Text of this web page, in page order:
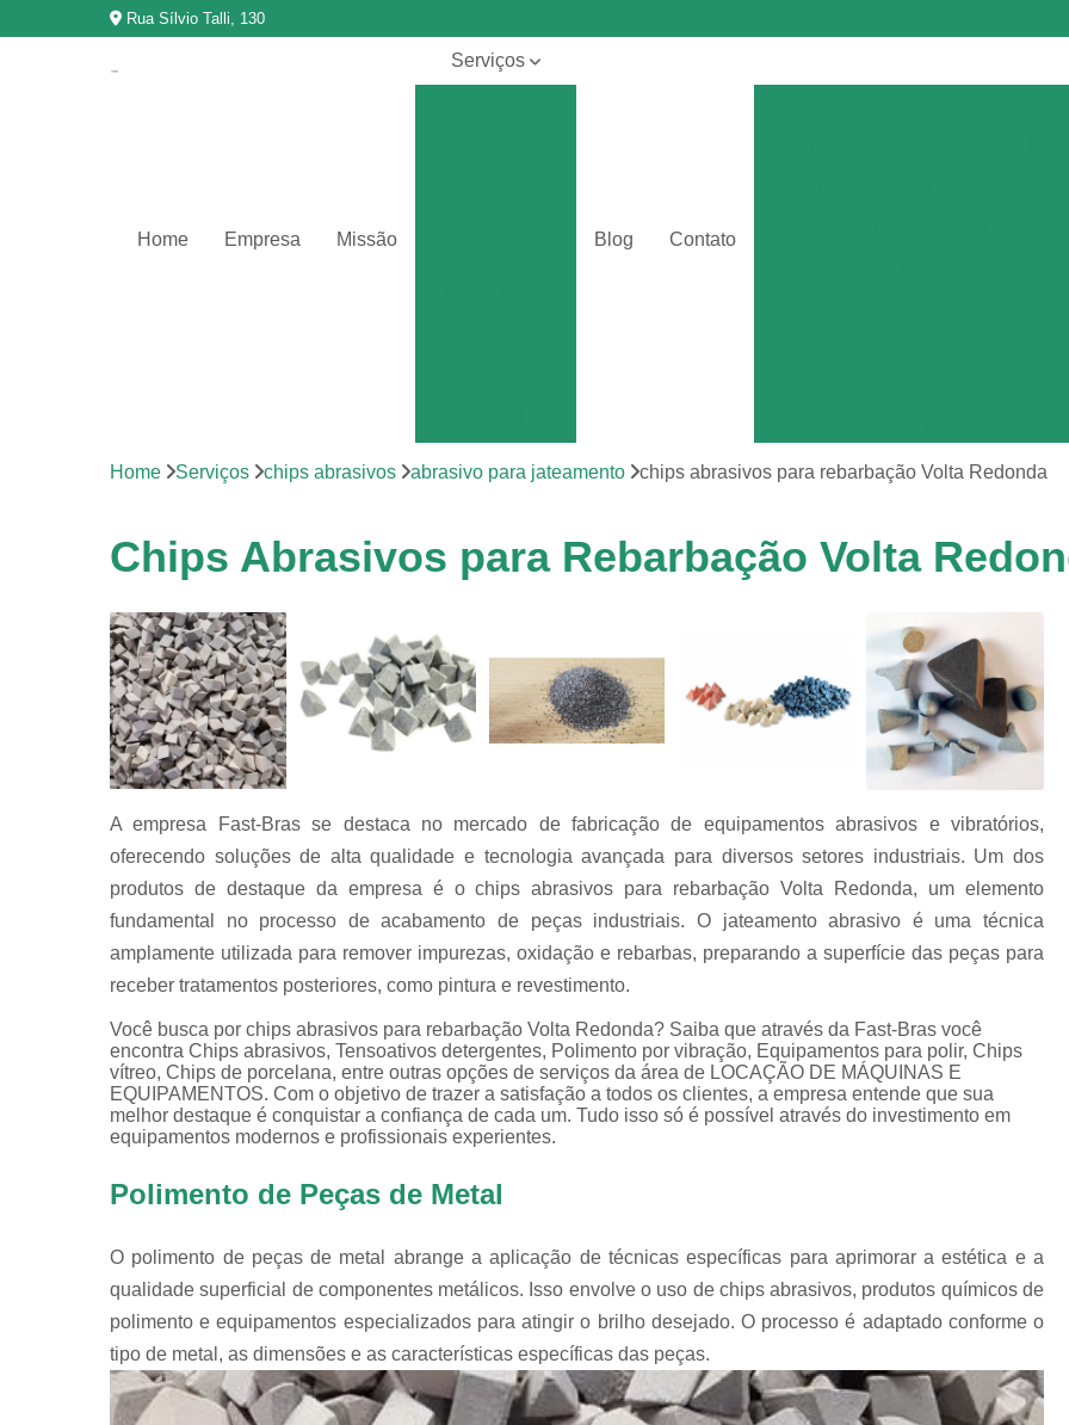
Rua Sílvio Talli, 130
Home Empresa Missão
Serviços
vibração
equipamentos
detergentes
Blog Contato
Chip de
Chip de Porcelana para Polimento
Polimento de
Polimento de
Polimento de
Chips de Espelhamento Grão
Chips Grão Vegetal de
Chips Grão Vegetal para
Chips para Espelhamento Grão
Chips Vítreo
Chips Vítreo para
Chips Vítreo para
Chips Vítreo para
Equipamento para Polimento
Equipamento para Polir
Fabricante de Abrasivo Plástico e
Material Abrasivo para
Produtos de Polimento
Home Serviços chips abrasivos abrasivo para jateamento chips abrasivos para rebarbação Volta Redonda
Chips Abrasivos para Rebarbação Volta
A empresa Fast-Bras se destaca no mercado de fabricação de equipamentos abrasivos e vibratórios,
oferecendo soluções de alta qualidade e tecnologia avançada para diversos setores industriais. Um dos
produtos de destaque da empresa é o chips abrasivos para rebarbação Volta Redonda, um elemento
fundamental no processo de acabamento de peças industriais. O jateamento abrasivo é uma técnica
amplamente utilizada para remover impurezas, oxidação e rebarbas, preparando a superfície das peças para
receber tratamentos posteriores, como pintura e revestimento.
Você busca por chips abrasivos para rebarbação Volta Redonda? Saiba que através da Fast-Bras você
encontra Chips abrasivos, Tensoativos detergentes, Polimento por vibração, Equipamentos para polir, Chips
vítreo, Chips de porcelana, entre outras opções de serviços da área de LOCAÇÃO DE MÁQUINAS E
EQUIPAMENTOS. Com o objetivo de trazer a satisfação a todos os clientes, a empresa entende que sua
melhor destaque é conquistar a confiança de cada um. Tudo isso só é possível através do investimento em
equipamentos modernos e profissionais experientes.
Polimento de Peças de Metal
O polimento de peças de metal abrange a aplicação de técnicas específicas para aprimorar a estética e a
qualidade superficial de componentes metálicos. Isso envolve o uso de chips abrasivos, produtos químicos de
polimento e equipamentos especializados para atingir o brilho desejado. O processo é adaptado conforme o
tipo de metal, as dimensões e as características específicas das peças.